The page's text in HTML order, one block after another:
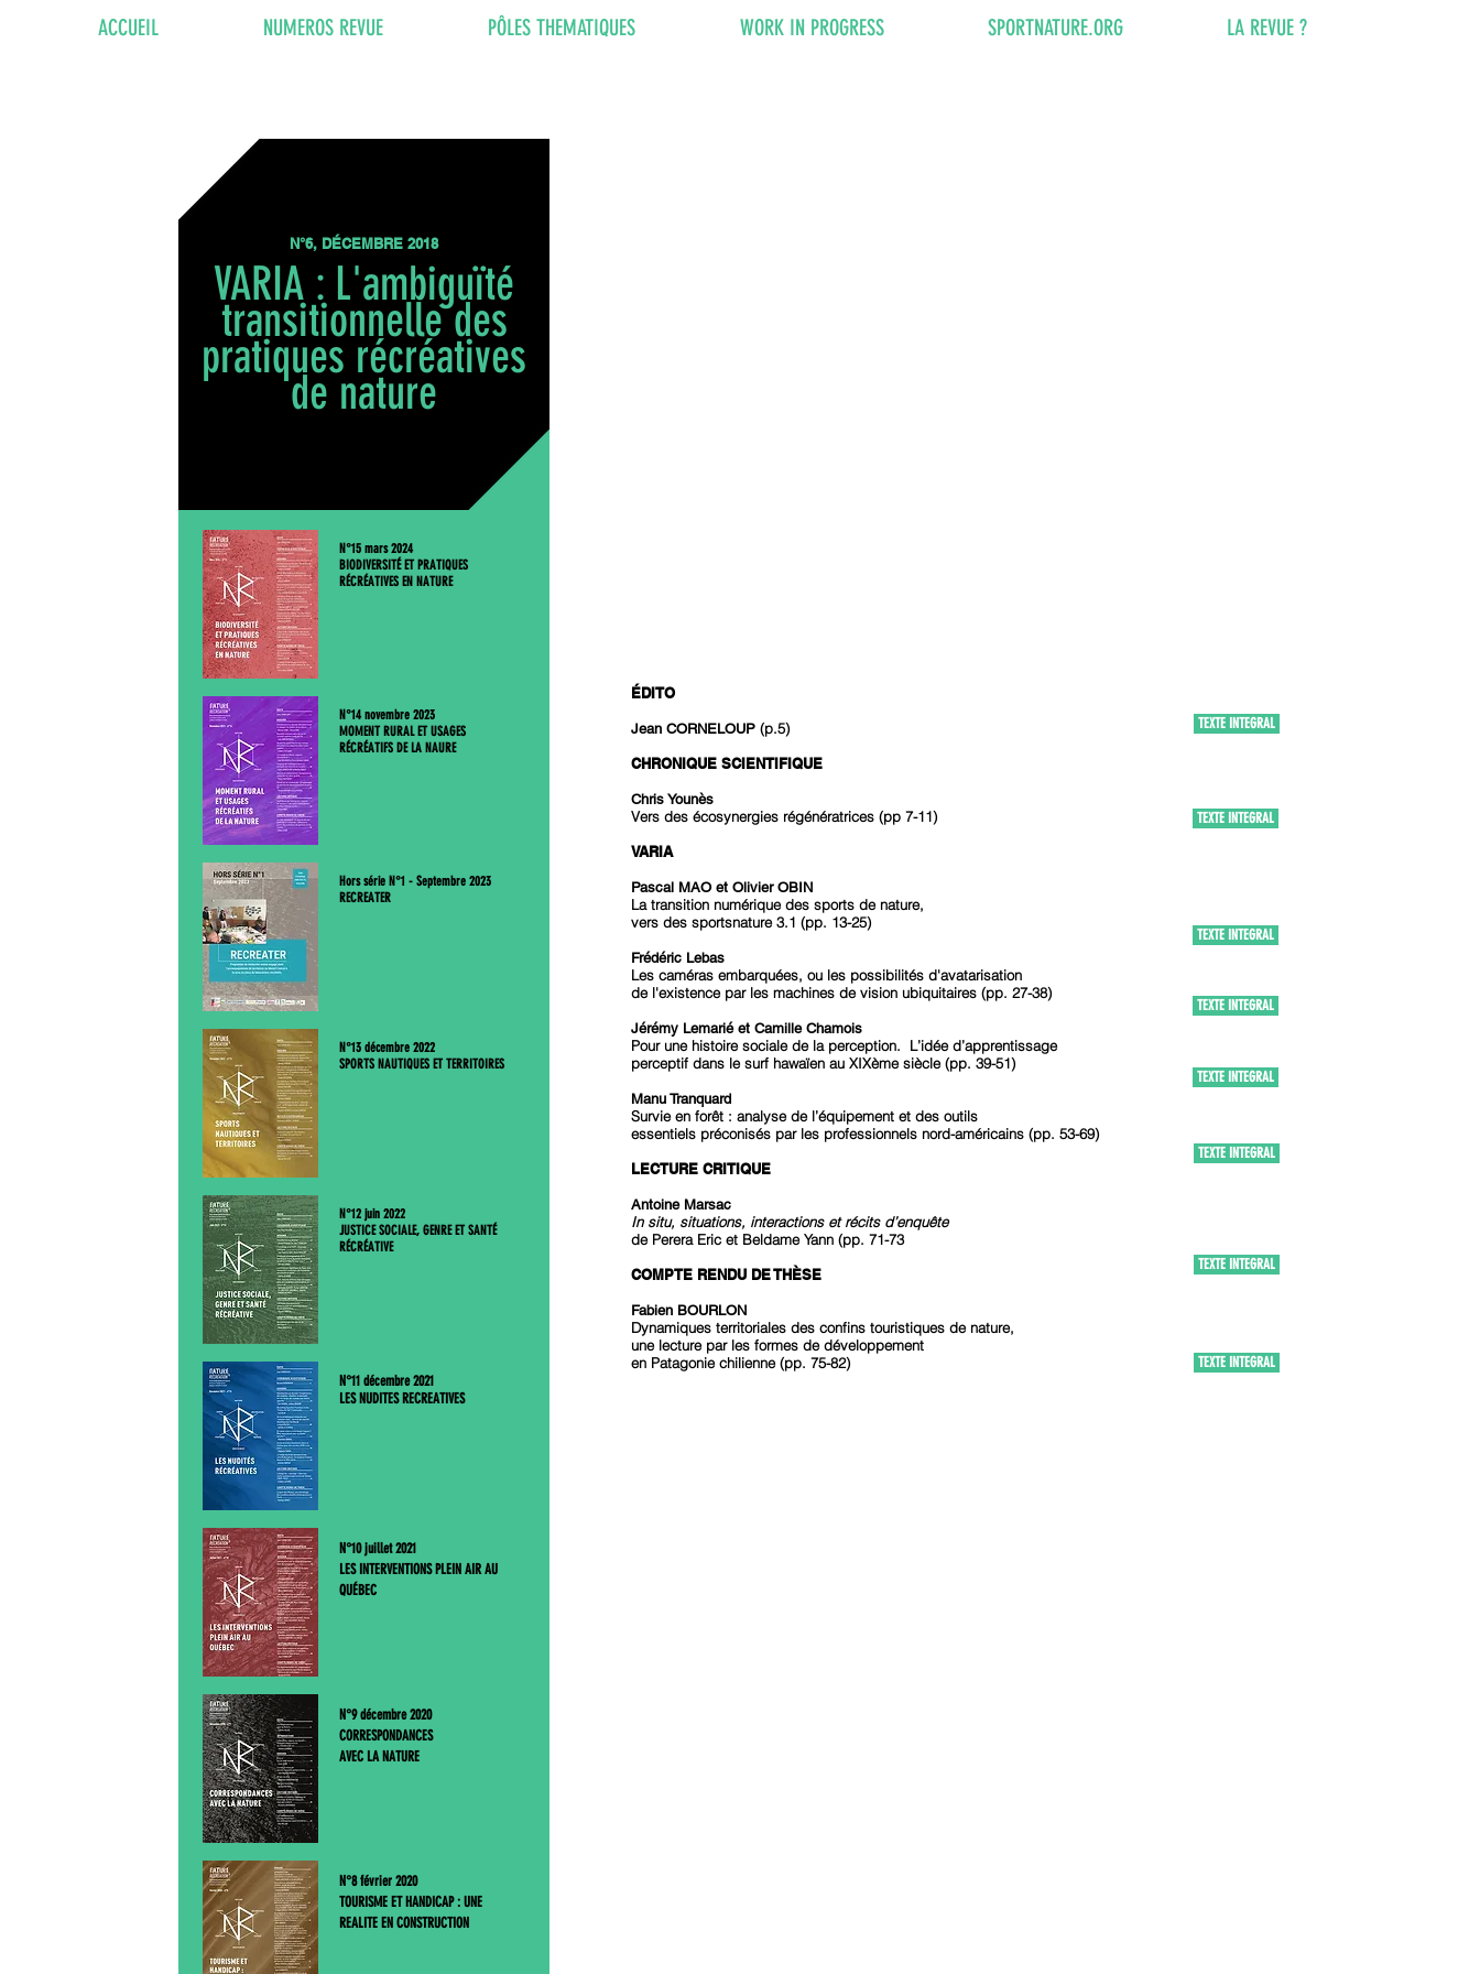
ACCUEIL NUMEROS REVUE PÔLES THEMATIQUES WORK IN PROGRESS SPORTNATURE.ORG LA REVUE ?
N°15 mars 2024
BIODIVERSITÉ ET PRATIQUES
RÉCRÉATIVES EN NATURE
N°14 novembre 2023
MOMENT RURAL ET USAGES
RÉCRÉATIFS DE LA NAURE
Hors série N°1 - Septembre 2023
RECREATER
N°13 décembre 2022
SPORTS NAUTIQUES ET TERRITOIRES
N°12 juin 2022
JUSTICE SOCIALE, GENRE ET SANTÉ
RÉCRÉATIVE
N°11 décembre 2021
LES NUDITES RECREATIVES
N°10 juillet 2021
LES INTERVENTIONS PLEIN AIR AU
QUÉBEC
N°9 décembre 2020
CORRESPONDANCES
AVEC LA NATURE
N°8 février 2020
TOURISME ET HANDICAP : UNE
REALITE EN CONSTRUCTION
N°6, DÉCEMBRE 2018
VARIA : L'ambiguïté
transitionnelle des
pratiques récréatives
de nature
ÉDITO
Jean CORNELOUP (p.5)
CHRONIQUE SCIENTIFIQUE
Chris Younès
Vers des écosynergies régénératrices (pp 7-11)
VARIA
Pascal MAO et Olivier OBIN
La transition numérique des sports de nature,
vers des sportsnature 3.1 (pp. 13-25)
Frédéric Lebas
Les caméras embarquées, ou les possibilités d'avatarisation
de l'existence par les machines de vision ubiquitaires (pp. 27-38)
Jérémy Lemarié et Camille Chamois
Pour une histoire sociale de la perception. L’idée d’apprentissage
perceptif dans le surf hawaïen au XIXème siècle (pp. 39-51)
Manu Tranquard
Survie en forêt : analyse de l’équipement et des outils
essentiels préconisés par les professionnels nord-américains (pp. 53-69)
LECTURE CRITIQUE
Antoine Marsac
In situ, situations, interactions et récits d’enquête
de Perera Eric et Beldame Yann (pp. 71-73
COMPTE RENDU DE THÈSE
Fabien BOURLON
Dynamiques territoriales des confins touristiques de nature,
une lecture par les formes de développement
en Patagonie chilienne (pp. 75-82)
TEXTE INTEGRAL
TEXTE INTEGRAL
TEXTE INTEGRAL
TEXTE INTEGRAL
TEXTE INTEGRAL
TEXTE INTEGRAL
TEXTE INTEGRAL
TEXTE INTEGRAL